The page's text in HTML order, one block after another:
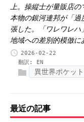
上。操縦士が量販店
本物の銀河連邦が「過
張した。「ワレワレ
地域への差別的模倣に
2026-02-22
翻訳: EN
異世界ポケット
最近の記事